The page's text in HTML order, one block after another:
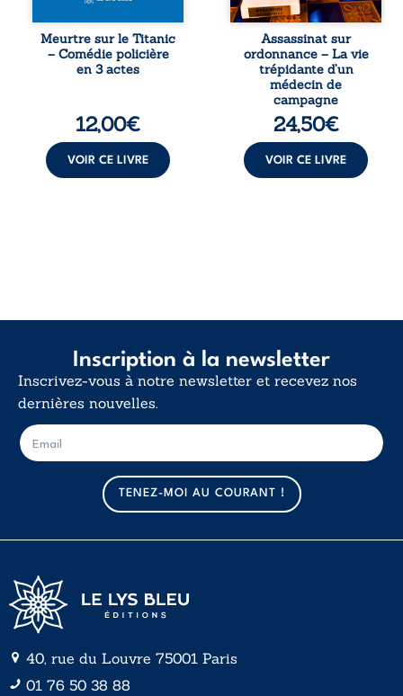
l’épave fait
resurgir un secret
que l’on croyait
perdu. Dans un
oubliés ...
Meurtre sur le Titanic
– Comédie policière
en 3 actes
12,00€
VOIR CE LIVRE
raconte le long
combat qui l’a
conduit à être
écarté du corps
médical, malgré
une décision de
première instance
Assassinat sur
ordonnance – La vie
trépidante d’un
médecin de
campagne
24,50€
VOIR CE LIVRE
Inscription à la newsletter
Inscrivez-vous à notre newsletter et recevez nos
dernières nouvelles.
m
a
i
l
E
-
m
TENEZ-MOI AU COURANT !
40, rue du Louvre 75001 Paris
01 76 50 38 88